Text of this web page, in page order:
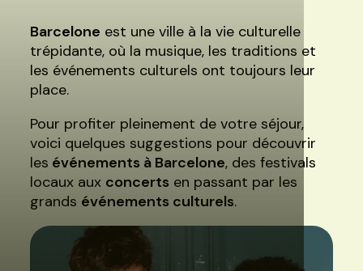
Barcelone est une ville à la vie culturelle
trépidante, où la musique, les traditions et
les événements culturels ont toujours leur
place.
Pour profiter pleinement de votre séjour,
voici quelques suggestions pour découvrir
les événements à Barcelone, des festivals
locaux aux concerts en passant par les
grands événements culturels.